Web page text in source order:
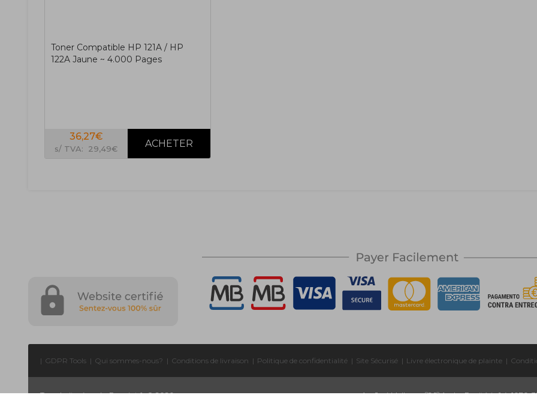
Toner Compatible HP 121A / HP
122A Jaune ~ 4.000 Pages
36,27€
s/ TVA: 29,49€
| GDPR Tools | Qui sommes-nous? | Conditions de livraison | Politique de confidentialité | Site Sécurisé | Livre électronique de plainte |
Tous droits réservés. Forprint.fr © 2026 Av. José Malhoa, nº2 1º Andar Escritório 1.4, 1070-